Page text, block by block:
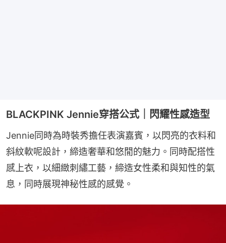
BLACKPINK Jennie穿搭公式｜閃耀性感造型
Jennie同時為時裝秀擔任表演嘉賓，以閃亮的衣料和
斜紋軟呢設計，締造奢華和悠閒的魅力。同時配搭性
感上衣，以細緻刺繡工藝，締造女性柔和與知性的氣
息，同時展現神秘性感的感覺。